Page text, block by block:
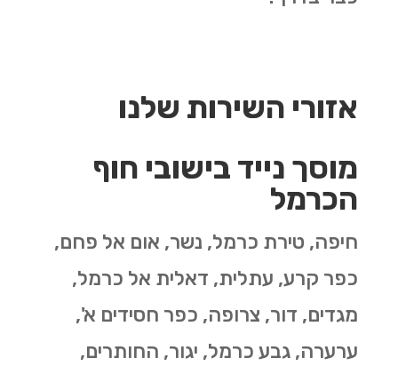
אזורי השירות שלנו
מוסך נייד בישובי חוף
הכרמל
חיפה, טירת כרמל, נשר, אום אל פחם,
כפר קרע, עתלית, דאלית אל כרמל,
מגדים, דור, צרופה, כפר חסידים א',
ערערה, גבע כרמל, יגור, החותרים,